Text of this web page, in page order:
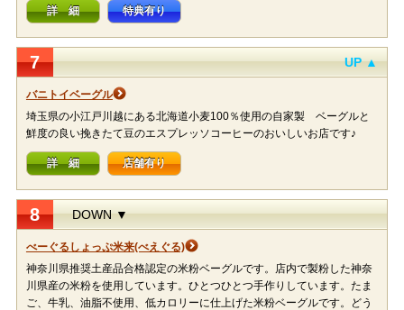
詳 細 特典有り
7 UP ▲
バニトイベーグル
埼玉県の小江戸川越にある北海道小麦100％使用の自家製 ベーグルと
鮮度の良い挽きたて豆のエスプレッソコーヒーのおいしいお店です♪
詳 細 店舗有り
8 DOWN ▼
べーぐるしょっぷ米来(べえぐる)
神奈川県推奨土産品合格認定の米粉ベーグルです。店内で製粉した神奈
川県産の米粉を使用しています。ひとつひとつ手作りしています。たま
ご、牛乳、油脂不使用、低カロリーに仕上げた米粉ベーグルです。どう